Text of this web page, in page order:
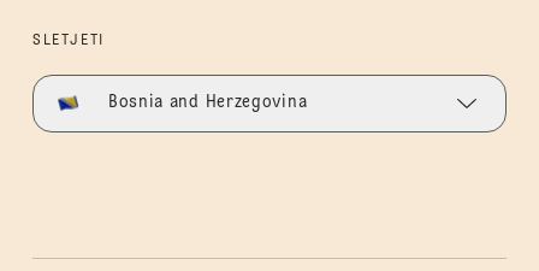
SLETJETI
Bosnia and Herzegovina